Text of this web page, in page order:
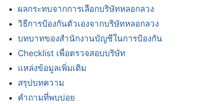
ผลกระทบจากการเลือกบริษัทหลอกลวง
วิธีการป้องกันตัวเองจากบริษัทหลอกลวง
บทบาทของสำนักงานบัญชีในการป้องกัน
Checklist เพื่อตรวจสอบบริษัท
แหล่งข้อมูลเพิ่มเติม
สรุปบทความ
คำถามที่พบบ่อย